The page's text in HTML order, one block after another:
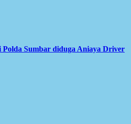
Sumbar diduga Aniaya Driver